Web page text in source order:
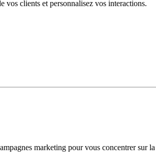
vos clients et personnalisez vos interactions.
marketing pour vous concentrer sur